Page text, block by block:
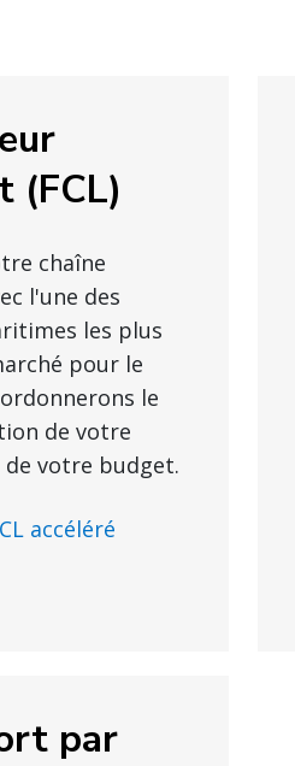
(FCL)
chaîne
l'une des
les plus
pour le
le
de votre
votre budget.
accéléré
par